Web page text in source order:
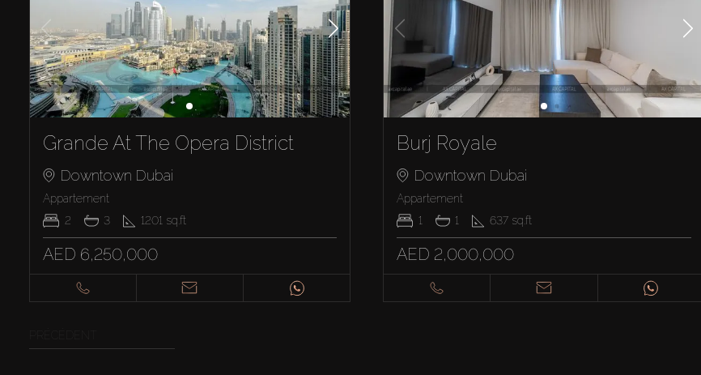
Grande At The Opera District
Downtown Dubai
Appartement
2
3 1201 sq.ft
AED 6,250,000
Burj Royale
Downtown Dubai
Appartement
1
1 637 sq.ft
AED 2,000,000